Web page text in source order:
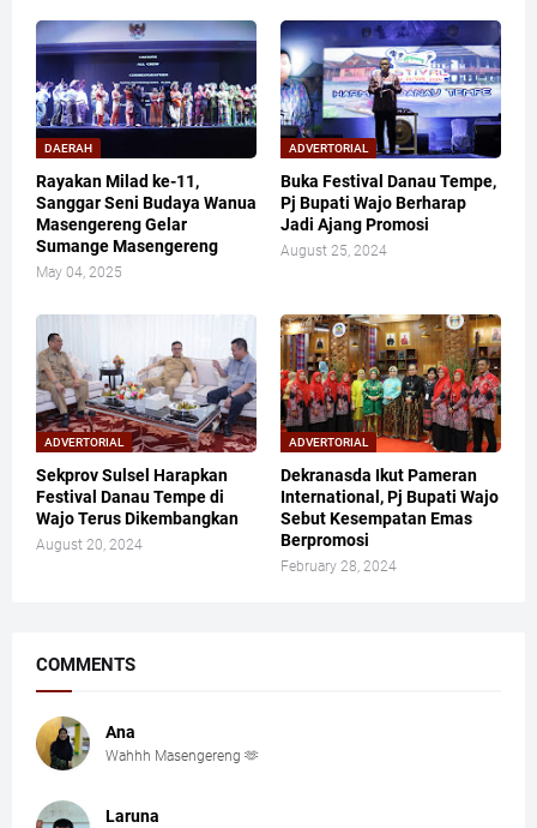
DAERAH
Rayakan Milad ke-11,
Sanggar Seni Budaya Wanua
Masengereng Gelar
Sumange Masengereng
May 04, 2025
ADVERTORIAL
Buka Festival Danau Tempe,
Pj Bupati Wajo Berharap
Jadi Ajang Promosi
August 25, 2024
ADVERTORIAL
Sekprov Sulsel Harapkan
Festival Danau Tempe di
Wajo Terus Dikembangkan
August 20, 2024
ADVERTORIAL
Dekranasda Ikut Pameran
International, Pj Bupati Wajo
Sebut Kesempatan Emas
Berpromosi
February 28, 2024
COMMENTS
Ana
Wahhh Masengereng 🫶
Laruna